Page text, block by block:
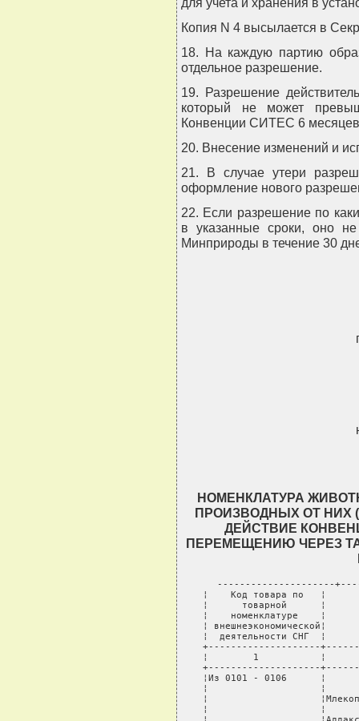
Копия N 4 высылается в
18. На каждую партию
отдельное разрешение.
19. Разрешение
который не может
Конвенции СИТЕС 6
20. Внесение изменений и
21. В случае утери
оформление нового
22. Если разрешение по
в указанные сроки, оно
Минприроды в течение 30
НОМЕНКЛАТУРА
ПРОИЗВОДНЫХ ОТ НИХ
ДЕЙСТВИЕ
ПЕРЕМЕЩЕНИЮ ЧЕРЕЗ
---------------------+-----------------------------------------
¦    Код товара по   ¦            Наименование товара              ¦
¦      товарной      ¦                                             ¦
¦    номенклатуре    ¦                                             ¦
¦ внешнеэкономической¦                                             ¦
¦  деятельности СНГ  ¦                                             ¦
+--------------------+---------------------------------------------+
¦        1           ¦                    2                        ¦
+--------------------+---------------------------------------------+
¦Из 0101 - 0106      ¦           ЖИВЫЕ ЖИВОТНЫЕ:                   ¦
¦                    ¦                                             ¦
¦                    ¦Млекопитающие:                               ¦
¦                    ¦                                             ¦
¦                    ¦Аддакс                                       ¦
¦                    ¦Антилопа саблерогая                          ¦
¦                    ¦Антилопа черная                              ¦
¦                    ¦Ацеродоны (все виды)                         ¦
¦                    ¦Бабирусса                                    ¦
¦                    ¦Бандикут западный                            ¦
¦                    ¦Бандикут малый кроличий                      ¦
¦                    ¦Бандикут свиноногий                          ¦
¦                    ¦Баран гривистый североафриканский            ¦
¦                    ¦Баран горный                                 ¦
¦                    ¦Баран ладакский                              ¦
¦                    ¦Бегемоты (все виды)                          ¦
¦                    ¦Белка гигантская (все виды)                  ¦
¦                    ¦Бизон американский лесной                    ¦
¦                    ¦Билиби обыкновенный                          ¦
¦                    ¦Бонтбок, или арабская газель                 ¦
¦                    ¦Броненосец гигантский                        ¦
¦                    ¦Буйвол горный анса                           ¦
¦                    ¦Буйвол карликовый или аноа                   ¦
¦                    ¦Буйвол миндоранский или тамарау              ¦
¦                    ¦Викунья                                      ¦
¦                    ¦Вилорог                                      ¦
¦                    ¦Волк (все виды)                              ¦
¦                    ¦Волк сумчатый (Тасманийский)                 ¦
¦                    ¦Вомбат шерстоносный Крефта                   ¦
¦                    ¦Выдра (все виды)                             ¦
¦                    ¦Газель сахарская                             ¦
¦                    ¦Гаур                                         ¦
¦                    ¦Гиена бурая                                  ¦
¦                    ¦Горал                                        ¦
¦                    ¦Гуанако                                      ¦
¦                    ¦Гуэмалы (все виды)                           ¦
¦                    ¦Дукеры (все виды)                            ¦
¦                    ¦Дюгонь                                       ¦
¦                    ¦Заяц щетинистый                              ¦
¦                    ¦Зебры (все виды)                             ¦
¦                    ¦Кабарга                                      ¦
¦                    ¦Калан калифорнийский                         ¦
¦                    ¦Кенгуру гологрудый                           ¦
¦                    ¦Кенгуру древесный инустус                    ¦
¦                    ¦Кенгуру древесный медвежий                   ¦
¦                    ¦Кенгуру короткомордые (Веттонгия)            ¦
¦                    ¦Кенгуру луннокоготный                        ¦
¦